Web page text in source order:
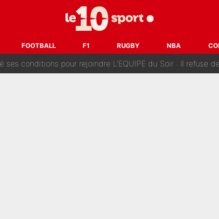
FOOTBALL F1 RUGBY NBA
Voice Kids : Contacté par Matt Pokora, Kylian Mbappé a
terminé, DAZN a fait son choix pour Benjamin Da Silva et
conditions pour rejoindre L'EQUIPE du Soir : Il refuse de faire